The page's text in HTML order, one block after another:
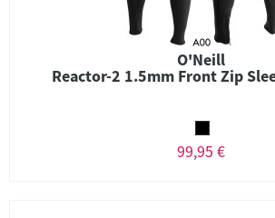
O'Neill
Reactor-2 1.5mm Front Zip
99,95 €